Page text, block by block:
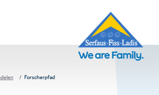
Forscherpfad